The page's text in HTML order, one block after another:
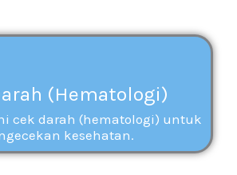
(Hematologi)
cek darah (hematologi) untuk
kesehatan.